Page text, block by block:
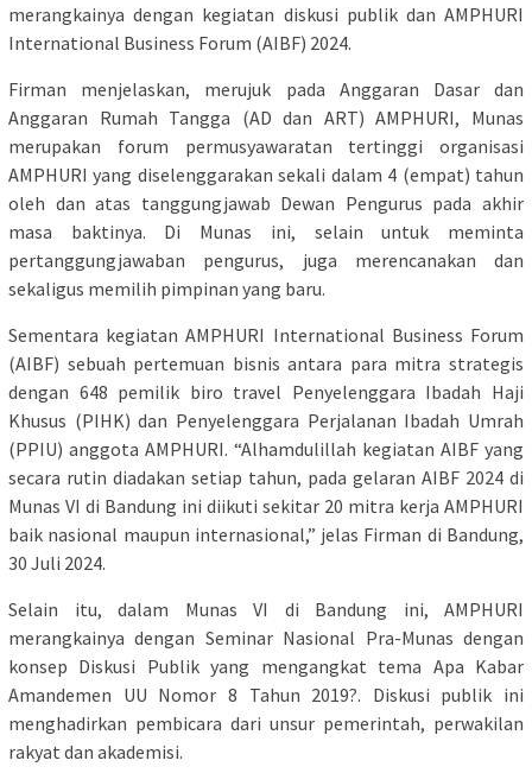
merangkainya dengan kegiatan diskusi publik dan AMPHURI
International Business Forum (AIBF) 2024.
Firman menjelaskan, merujuk pada Anggaran Dasar dan
Anggaran Rumah Tangga (AD dan ART) AMPHURI, Munas
merupakan forum permusyawaratan tertinggi organisasi
AMPHURI yang diselenggarakan sekali dalam 4 (empat) tahun
oleh dan atas tanggungjawab Dewan Pengurus pada akhir
masa baktinya. Di Munas ini, selain untuk meminta
pertanggungjawaban pengurus, juga merencanakan dan
sekaligus memilih pimpinan yang baru.
Sementara kegiatan AMPHURI International Business Forum
(AIBF) sebuah pertemuan bisnis antara para mitra strategis
dengan 648 pemilik biro travel Penyelenggara Ibadah Haji
Khusus (PIHK) dan Penyelenggara Perjalanan Ibadah Umrah
(PPIU) anggota AMPHURI. “Alhamdulillah kegiatan AIBF yang
secara rutin diadakan setiap tahun, pada gelaran AIBF 2024 di
Munas VI di Bandung ini diikuti sekitar 20 mitra kerja AMPHURI
baik nasional maupun internasional,” jelas Firman di Bandung,
30 Juli 2024.
Selain itu, dalam Munas VI di Bandung ini, AMPHURI
merangkainya dengan Seminar Nasional Pra-Munas dengan
konsep Diskusi Publik yang mengangkat tema Apa Kabar
Amandemen UU Nomor 8 Tahun 2019?. Diskusi publik ini
menghadirkan pembicara dari unsur pemerintah, perwakilan
rakyat dan akademisi.